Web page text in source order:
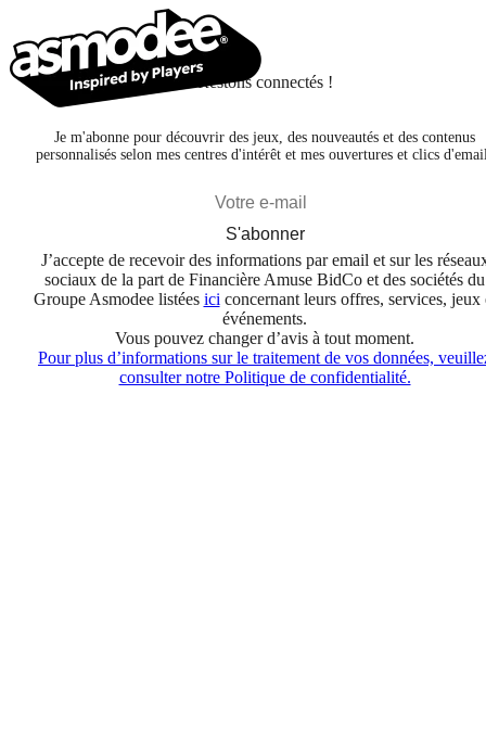
Restons connectés !
Je m'abonne pour découvrir des jeux, des nouveautés et des contenus
personnalisés selon mes centres d'intérêt et mes ouvertures et clics
S'abonner
J’accepte de recevoir des informations par email et sur les
sociaux de la part de Financière Amuse BidCo et des sociétés du
Groupe Asmodee listées ici concernant leurs offres, services, jeux
événements.
Vous pouvez changer d’avis à tout moment.
Pour plus d’informations sur le traitement de vos données,
consulter notre Politique de confidentialité.